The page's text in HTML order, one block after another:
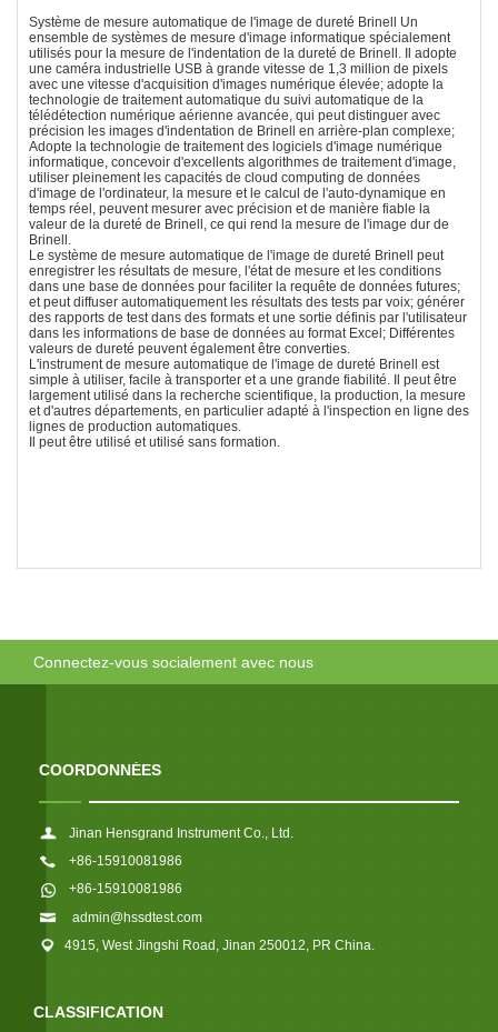
Système de mesure automatique de l'image de dureté Brinell Un
ensemble de systèmes de mesure d'image informatique spécialement
utilisés pour la mesure de l'indentation de la dureté de Brinell. Il adopte
une caméra industrielle USB à grande vitesse de 1,3 million de pixels
avec une vitesse d'acquisition d'images numérique élevée; adopte la
technologie de traitement automatique du suivi automatique de la
télédétection numérique aérienne avancée, qui peut distinguer avec
précision les images d'indentation de Brinell en arrière-plan complexe;
Adopte la technologie de traitement des logiciels d'image numérique
informatique, concevoir d'excellents algorithmes de traitement d'image,
utiliser pleinement les capacités de cloud computing de données
d'image de l'ordinateur, la mesure et le calcul de l'auto-dynamique en
temps réel, peuvent mesurer avec précision et de manière fiable la
valeur de la dureté de Brinell, ce qui rend la mesure de l'image dur de
Brinell.
Le système de mesure automatique de l'image de dureté Brinell peut
enregistrer les résultats de mesure, l'état de mesure et les conditions
dans une base de données pour faciliter la requête de données futures;
et peut diffuser automatiquement les résultats des tests par voix; générer
des rapports de test dans des formats et une sortie définis par l'utilisateur
dans les informations de base de données au format Excel; Différentes
valeurs de dureté peuvent également être converties.
L'instrument de mesure automatique de l'image de dureté Brinell est
simple à utiliser, facile à transporter et a une grande fiabilité. Il peut être
largement utilisé dans la recherche scientifique, la production, la mesure
et d'autres départements, en particulier adapté à l'inspection en ligne des
lignes de production automatiques.
Il peut être utilisé et utilisé sans formation.
Connectez-vous socialement avec nous
COORDONNÉES
Jinan Hensgrand Instrument Co., Ltd.
+86-15910081986
+86-15910081986
admin@hssdtest.com
4915, West Jingshi Road, Jinan 250012, PR China.
CLASSIFICATION